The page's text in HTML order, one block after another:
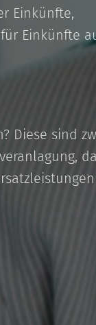
Einkünfte,
Einkünfte
Diese sind